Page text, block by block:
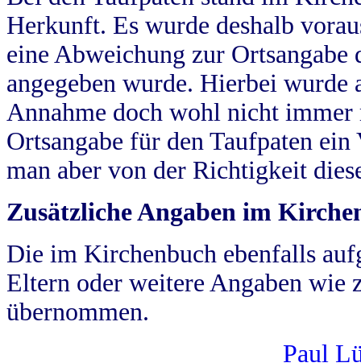
Herkunft. Es wurde deshalb
eine Abweichung zur
angegeben wurde. Hierbei wurde
Annahme doch wohl nicht
Ortsangabe für den Taufpaten
man aber von der Richtigkeit
Zusätzliche Angaben im
Die im Kirchenbuch ebenfalls
Eltern oder weitere Angaben wie
übernommen.
Paul